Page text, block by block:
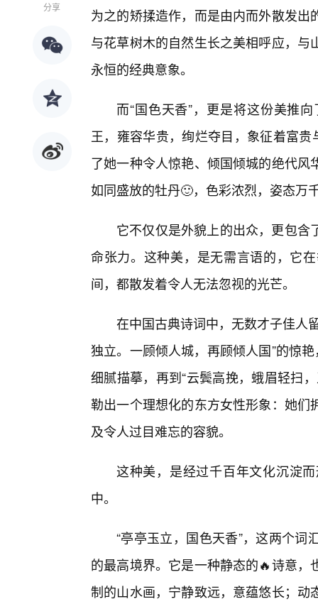
分享
为之的矫揉造作，而是由内而外散发
与花草树木的自然生长之美相呼应，
永恒的经典意象。
而“国色天香”，更是将这份美推
王，雍容华贵，绚烂夺目，象征着富
了她一种令人惊艳、倾国倾城的绝代
如同盛放的牡丹🙂，色彩浓烈，姿态万
它不仅仅是外貌上的出众，更包
命张力。这种美，是无需言语的，它
间，都散发着令人无法忽视的光芒。
在中国古典诗词中，无数才子佳人
独立。一顾倾人城，再顾倾人国”的惊
细腻描摹，再到“云鬓高挽，蛾眉轻扫
勒出一个理想化的东方女性形象：她
及令人过目难忘的容貌。
这种美，是经过千百年文化沉淀
中。
“亭亭玉立，国色天香”，这两个
的最高境界。它是一种静态的🔥诗意
制的山水画，宁静致远，意蕴悠长；